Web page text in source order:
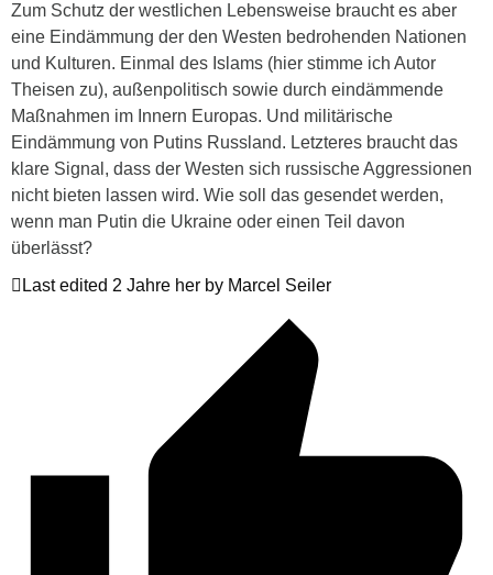
Zum Schutz der westlichen Lebensweise braucht es aber
eine Eindämmung der den Westen bedrohenden Nationen
und Kulturen. Einmal des Islams (hier stimme ich Autor
Theisen zu), außenpolitisch sowie durch eindämmende
Maßnahmen im Innern Europas. Und militärische
Eindämmung von Putins Russland. Letzteres braucht das
klare Signal, dass der Westen sich russische Aggressionen
nicht bieten lassen wird. Wie soll das gesendet werden,
wenn man Putin die Ukraine oder einen Teil davon
überlässt?
Last edited 2 Jahre her by Marcel Seiler